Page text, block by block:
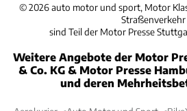
©2026 auto motor und sport, Motor
Straßenverkehr
sind Teil der Motor Presse
Weitere Angebote der Motor
& Co. KG & Motor Presse
und deren